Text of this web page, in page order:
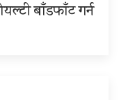
बाँडफाँट गर्न